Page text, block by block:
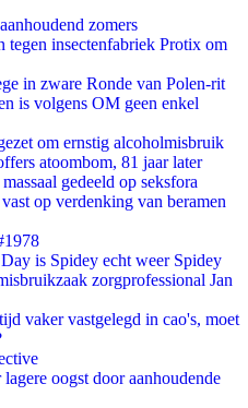
zomers
insectenfabriek Protix om
in zware Ronde van Polen-rit
is volgens OM geen enkel
om ernstig alcoholmisbruik
atoombom, 81 jaar later
gedeeld op seksfora
op verdenking van beramen
is Spidey echt weer Spidey
zorgprofessional Jan
vaker vastgelegd in cao's, moet
oogst door aanhoudende